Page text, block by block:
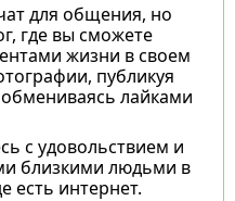
для общения, но
где вы сможете
жизни в своем
публикуя
лайками
с удовольствием и
близкими людьми в
есть интернет.